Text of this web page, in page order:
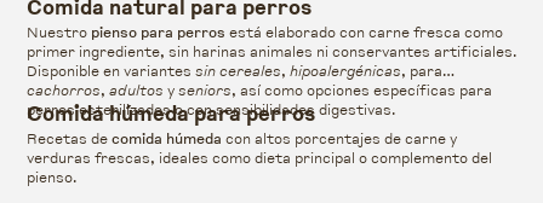
Comida natural para perros
Nuestro pienso para perros está elaborado con carne fresca como
primer ingrediente, sin harinas animales ni conservantes artificiales.
Disponible en variantes sin cereales, hipoalergénicas, para
cachorros, adultos yseniors, así como opciones específicas para
perros esterilizados o con sensibilidades digestivas.
Comida húmeda para perros
Recetas decomida húmeda con altos porcentajes de carne y
verduras frescas, ideales como dieta principal o complemento del
pienso.